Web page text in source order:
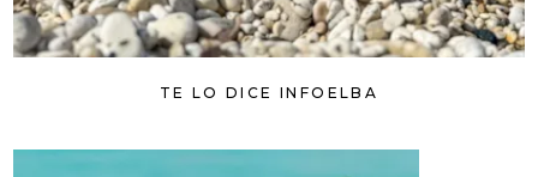
TE LO DICE INFOELBA